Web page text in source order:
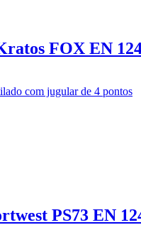
FOX EN
PS73 EN